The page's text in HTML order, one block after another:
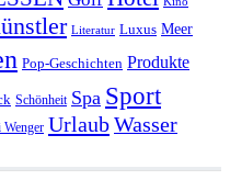
Literatur Luxus Meer
Pop-Geschichten Produkte
Schönheit Spa Sport
UrlaubWasser